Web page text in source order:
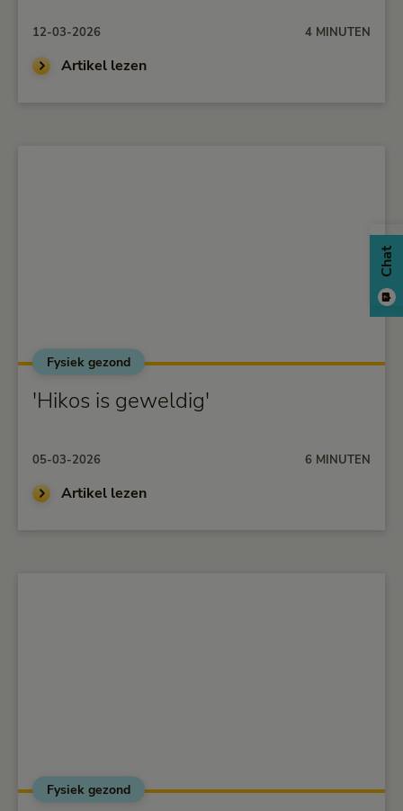
12-03-2026 4 MINUTEN
Artikel lezen
alt="'Hikos is geweldig'">
Fysiek gezond
'Hikos is geweldig'
05-03-2026 6 MINUTEN
Artikel lezen
alt="Versla je verkoudheid met deze 5 tips">
Fysiek gezond
Chat